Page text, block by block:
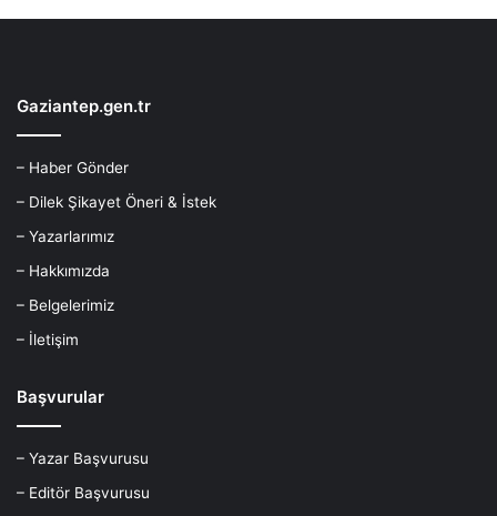
Gaziantep.gen.tr
– Haber Gönder
– Dilek Şikayet Öneri & İstek
– Yazarlarımız
– Hakkımızda
– Belgelerimiz
– İletişim
Başvurular
– Yazar Başvurusu
– Editör Başvurusu